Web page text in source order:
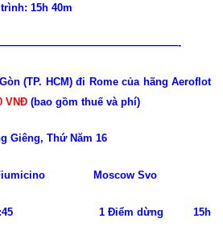
15h 40m
(TP. HCM) đi Rome của hãng Aeroflot
VNĐ (bao gồm thuế và phí)
Giêng, Thứ Năm 16
Fiumicino Moscow Svo
20:45 1 Điểm dừng 15h